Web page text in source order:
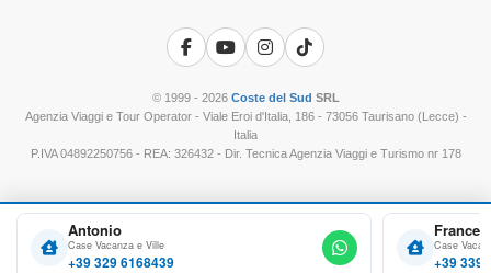
Antonio
Case Vacanza e Ville
+39 329 6168439
Case
+39 339
Facebook
YouTubeInstagram
TikTok
© 1999 - 2026 Coste del Sud SRL
Agenzia Viaggi e Tour Operator - Viale Eroi d'Italia, 186 - 73056 Taurisano (Lecce) -
Italia
P.IVA 04892250756 - REA: 326432 - Dir. Tecnica Agenzia Viaggi e Turismo nr 178